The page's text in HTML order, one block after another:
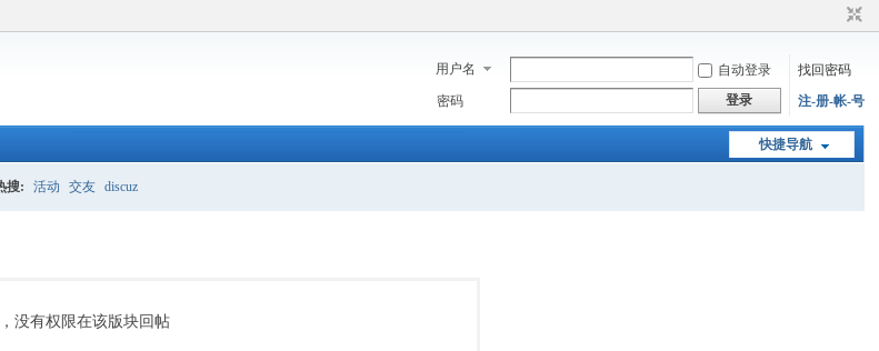
用户名 自动登录
找回密码
密码
登录 注-册-帐-号
快捷导航
搜: 活动 交友 discuz
没有权限在该版块回帖